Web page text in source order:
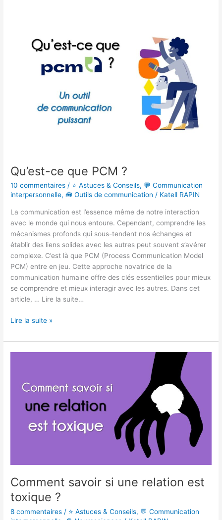
Qu’est-ce que PCM ?
10 commentaires / ⭐ Astuces & Conseils, 💬 Communication
interpersonnelle,🧰 Outils de communication / Katell RAPIN
La communication est l’essence même de notre interaction
avec le monde qui nous entoure. Cependant, comprendre les
mécanismes profonds qui sous-tendent nos échanges et
établir des liens solides avec les autres peut souvent s’avérer
complexe. C’est là que PCM (Process Communication Model
PCM) entre en jeu. Cette approche novatrice de la
communication humaine offre des clés essentielles pour mieux
se comprendre et mieux interagir avec les autres. Dans cet
article, … Lire la suite…
Lire la suite »
Comment savoir si une relation est
toxique ?
8 commentaires / ⭐ Astuces & Conseils, 💬 Communication
une
toxique